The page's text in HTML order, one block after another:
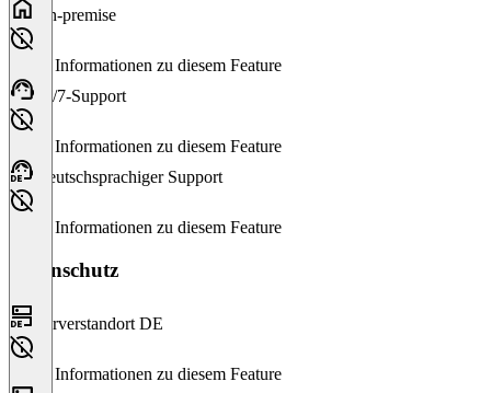
On-premise
Keine Informationen zu diesem Feature
24/7-Support
Keine Informationen zu diesem Feature
Deutschsprachiger Support
Keine Informationen zu diesem Feature
Datenschutz
Serverstandort DE
Keine Informationen zu diesem Feature